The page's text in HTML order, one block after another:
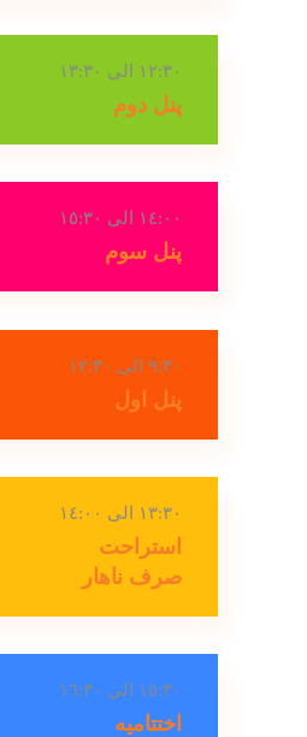
١٢:٣٠ الی ١٣:٣٠
پنل دوم
١٤:٠٠ الی ١٥:٣٠
پنل سوم
٩:٣٠ الی ١٢:٣٠
پنل اول
١٣:٣٠ الی ١٤:٠٠
استراحت
صرف ناهار
١٥:٣٠ الی ١٦:٣٠
اختتامیه